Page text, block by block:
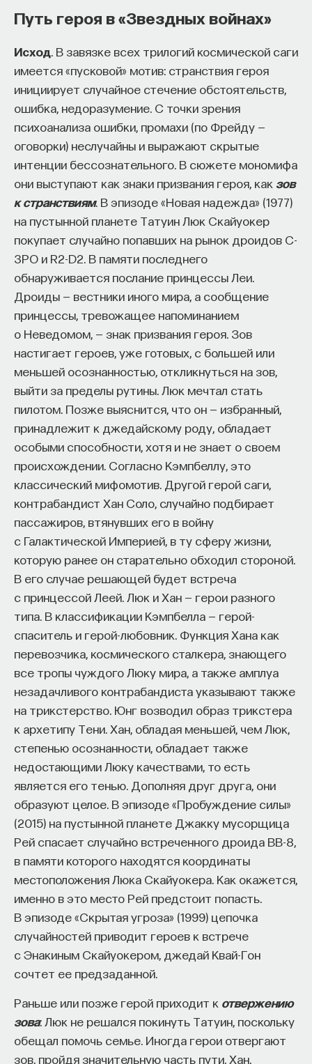
Путь героя в «Звездных войнах»
Исход . В завязке всех трилогий космической саги
имеется «пусковой» мотив: странствия героя
инициирует случайное стечение обстоятельств,
ошибка, недоразумение. С точки зрения
психоанализа ошибки, промахи (по Фрейду —
оговорки) неслучайны и выражают скрытые
интенции бессознательного. В сюжете мономифа
они выступают как знаки призвания героя, как зов
к странствиям. В эпизоде «Новая надежда» (1977)
на пустынной планете Татуин Люк Скайуокер
покупает случайно попавших на рынок дроидов C-
3PO и R2-D2. В памяти последнего
обнаруживается послание принцессы Леи.
Дроиды — вестники иного мира, а сообщение
принцессы, тревожащее напоминанием
о Неведомом, — знак призвания героя. Зов
настигает героев, уже готовых, с большей или
меньшей осознанностью, откликнуться на зов,
выйти за пределы рутины. Люк мечтал стать
пилотом. Позже выяснится, что он — избранный,
принадлежит к джедайскому роду, обладает
особыми способности, хотя и не знает о своем
происхождении. Согласно Кэмпбеллу, это
классический мифомотив. Другой герой саги,
контрабандист Хан Соло, случайно подбирает
пассажиров, втянувших его в войну
с Галактической Империей, в ту сферу жизни,
которую ранее он старательно обходил стороной.
В его случае решающей будет встреча
с принцессой Леей. Люк и Хан — герои разного
типа. В классификации Кэмпбелла — герой-
спаситель и герой-любовник. Функция Хана как
перевозчика, космического сталкера, знающего
все тропы чуждого Люку мира, а также амплуа
незадачливого контрабандиста указывают также
на трикстерство. Юнг возводил образ трикстера
к архетипу Тени. Хан, обладая меньшей, чем Люк,
степенью осознанности, обладает также
недостающими Люку качествами, то есть
является его тенью. Дополняя друг друга, они
образуют целое. В эпизоде «Пробуждение силы»
(2015) на пустынной планете Джакку мусорщица
Рей спасает случайно встреченного дроида ВВ-8,
в памяти которого находятся координаты
местоположения Люка Скайуокера. Как окажется,
именно в это место Рей предстоит попасть.
В эпизоде «Скрытая угроза» (1999) цепочка
случайностей приводит героев к встрече
с Энакиным Скайуокером, джедай Квай-Гон
сочтет ее предзаданной.
Раньше или позже герой приходит к отвержению
зова: Люк не решался покинуть Татуин, поскольку
обещал помочь семье. Иногда герои отвергают
зов, пройдя значительную часть пути. Хан,